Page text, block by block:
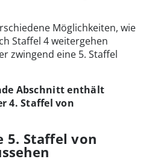
Möglichkeiten, wie
Staffel 4 weitergehen
zwingend eine 5. Staffel
Abschnitt enthält
4. Staffel von
5. Staffel von